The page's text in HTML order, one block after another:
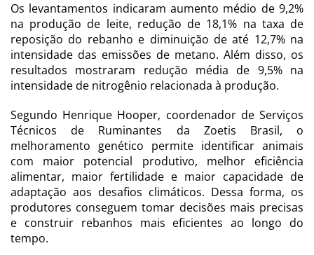
Os levantamentos indicaram aumento médio de 9,2%
na produção de leite, redução de 18,1% na taxa de
reposição do rebanho e diminuição de até 12,7% na
intensidade das emissões de metano. Além disso, os
resultados mostraram redução média de 9,5% na
intensidade de nitrogênio relacionada à produção.
Segundo Henrique Hooper, coordenador de Serviços
Técnicos de Ruminantes da Zoetis Brasil, o
melhoramento genético permite identificar animais
com maior potencial produtivo, melhor eficiência
alimentar, maior fertilidade e maior capacidade de
adaptação aos desafios climáticos. Dessa forma, os
produtores conseguem tomar decisões mais precisas
e construir rebanhos mais eficientes ao longo do
tempo.